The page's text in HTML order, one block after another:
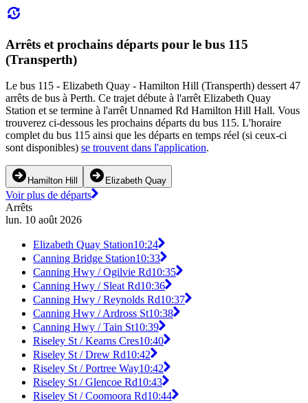
Arrêts et prochains départs pour le bus 115
(Transperth)
Le bus 115 - Elizabeth Quay - Hamilton Hill (Transperth) dessert 47
arrêts de bus à Perth. Ce trajet débute à l'arrêt Elizabeth Quay
Station et se termine à l'arrêt Unnamed Rd Hamilton Hill Hall. Vous
trouverez ci-dessous les prochains départs du bus 115. L'horaire
complet du bus 115 ainsi que les départs en temps réel (si ceux-ci
sont disponibles) se trouvent dans l'application.
Hamilton Hill Elizabeth Quay
Voir plus de départs
Arrêts
lun. 10 août 2026
Elizabeth Quay Station10:24
Canning Bridge Station10:33
Canning Hwy / Ogilvie Rd10:35
Canning Hwy / Sleat Rd10:36
Canning Hwy / Reynolds Rd10:37
Canning Hwy / Ardross St10:38
Canning Hwy / Tain St10:39
Riseley St / Kearns Cres10:40
Riseley St / Drew Rd10:42
Riseley St / Portree Way10:42
Riseley St / Glencoe Rd10:43
Riseley St / Coomoora Rd10:44